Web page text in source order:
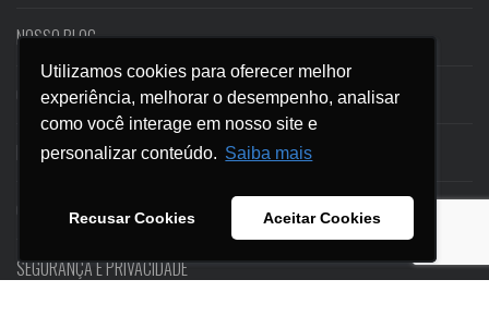
Utilizamos cookies para oferecer melhor
experiência, melhorar o desempenho, analisar
como você interage em nosso site e
personalizar conteúdo. Saiba mais
Recusar Cookies Aceitar Cookies
Utilizamos cookies para oferecer melhor
experiência, melhorar o desempenho, analisar
como você interage em nosso site e
personalizar conteúdo. Saiba mais
Recusar Cookies Aceitar Cookies
NOSSO BLOG
CASES
EBOOKS
CONTATO
SEGURANÇA E PRIVACIDADE